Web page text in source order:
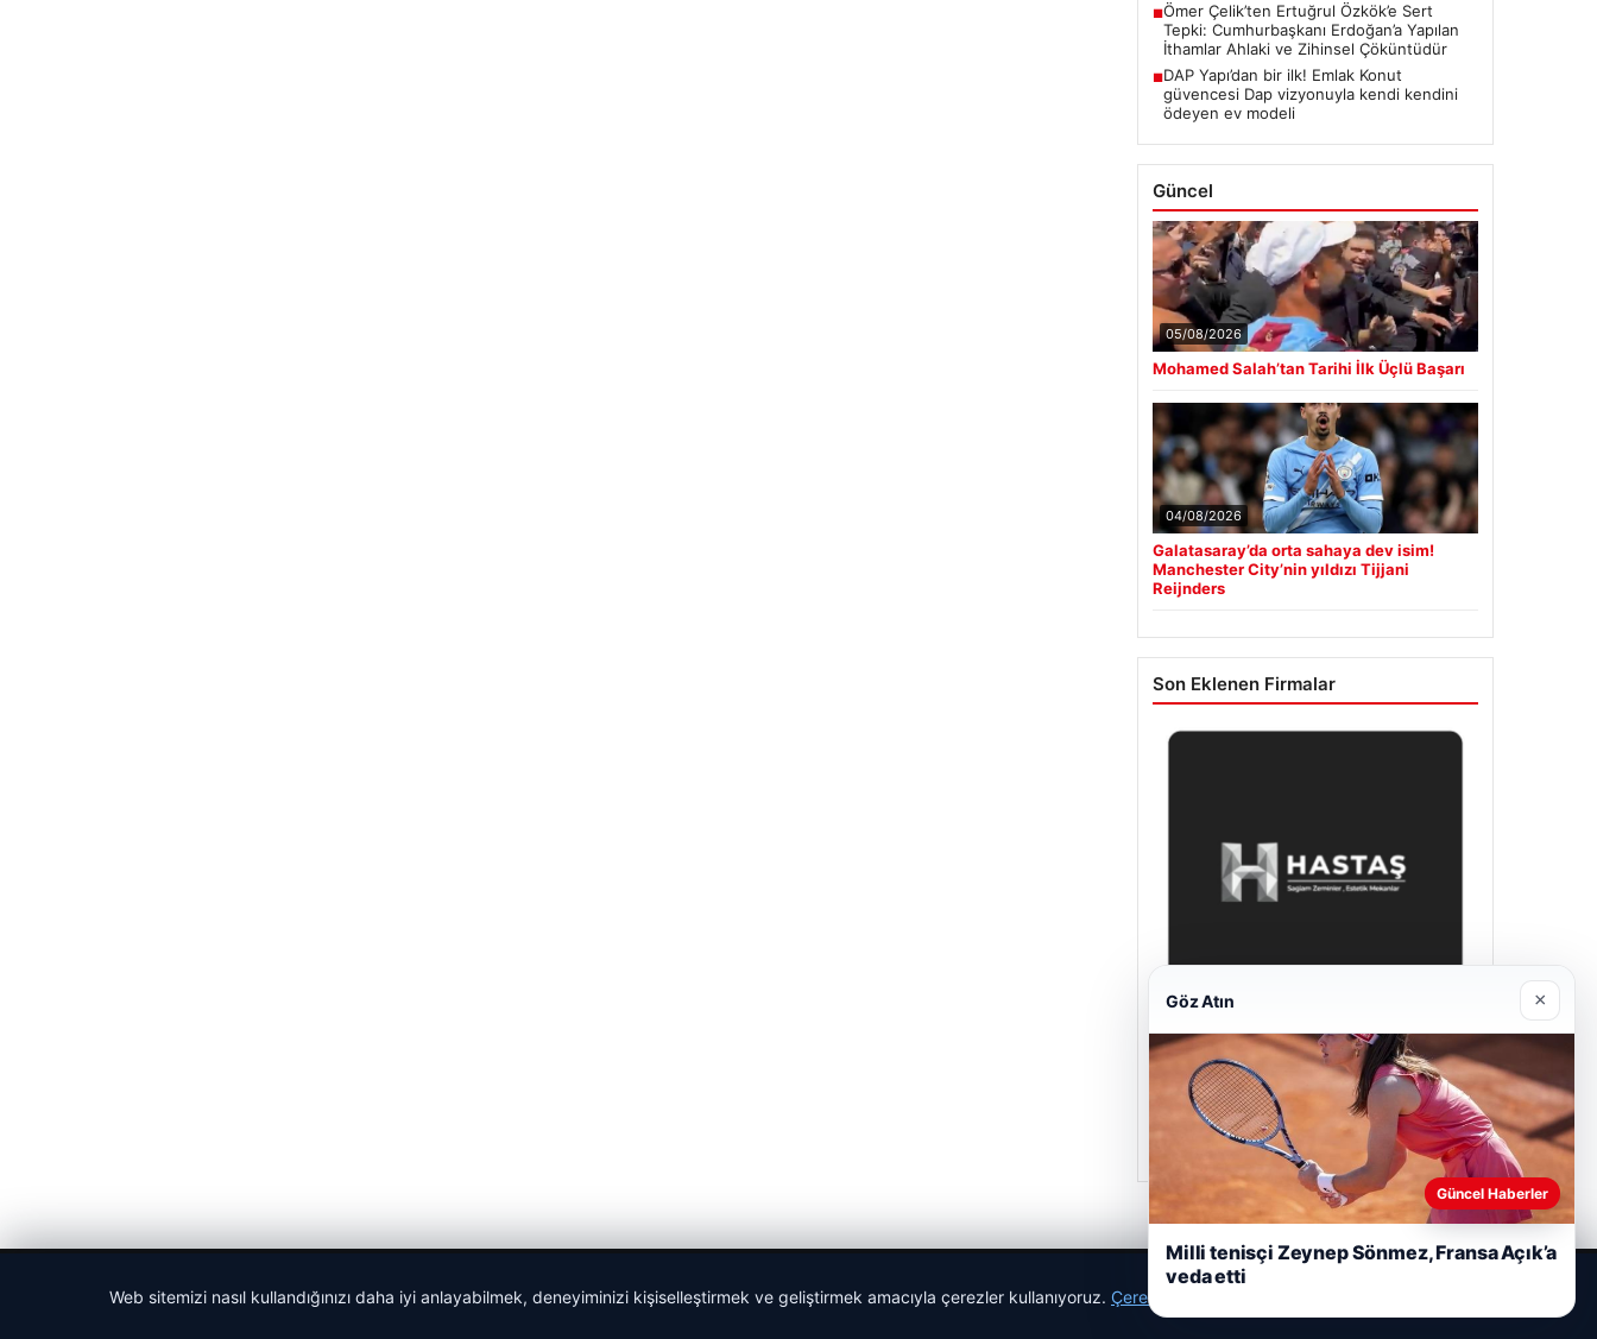
■Ömer Çelik’ten Ertuğrul Özkök’e Sert
Tepki: Cumhurbaşkanı Erdoğan’a Yapılan
İthamlar Ahlaki ve Zihinsel Çöküntüdür
■DAP Yapı’dan bir ilk! Emlak Konut
güvencesi Dap vizyonuyla kendi kendini
ödeyen ev modeli
Güncel
05/08/2026
Mohamed Salah’tan Tarihi İlk Üçlü Başarı
04/08/2026
Galatasaray’da orta sahaya dev isim!
Manchester City’nin yıldızı Tijjani
Reijnders
Son Eklenen Firmalar
Hastaş Beton
26/05/2026
Web sitemizi nasıl kullandığınızı daha iyi anlayabilmek, deneyiminizi kişiselleştirmek ve geliştirmek amacıyla çerezler kullanıyoruz. Çerez Politikamız
Göz Atın ×
Güncel Haberler
Milli tenisçi Zeynep Sönmez, Fransa Açık’a
veda etti